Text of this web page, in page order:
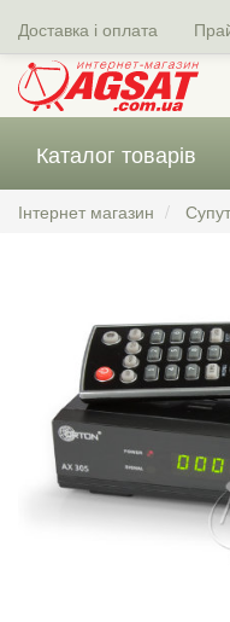
Доставка і оплата
Каталог товарів
Інтернет магазин